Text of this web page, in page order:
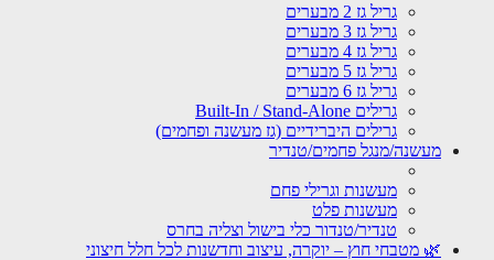
גריל גז 2 מבערים
גריל גז 3 מבערים
גריל גז 4 מבערים
גריל גז 5 מבערים
גריל גז 6 מבערים
גרילים Built-In / Stand-Alone
גרילים היברידיים (גז מעשנה ופחמים)
מעשנה/מנגל פחמים/טנדיר
מעשנות וגרילי פחם
מעשנות פלט
טנדיר/טנדור כלי בישול וצליה בחרס
🌿 מטבחי חוץ – יוקרה, עיצוב וחדשנות לכל חלל חיצוני